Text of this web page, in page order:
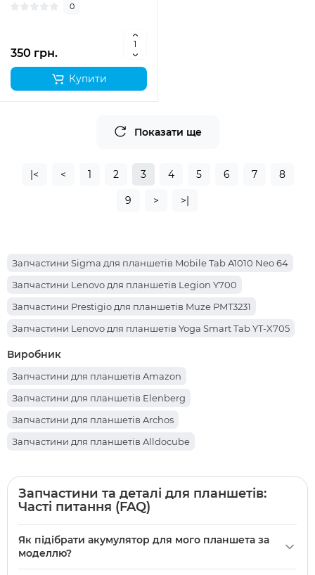
0
350 грн.
Купити
Показати ще
|< < 1 2 3 4 5 6 7 8
9 > >|
Запчастини Sigma для планшетів Mobile Tab A1010 Neo 64
Запчастини Lenovo для планшетів Legion Y700
Запчастини Prestigio для планшетів Muze PMT3231
Запчастини Lenovo для планшетів Yoga Smart Tab YT-X705
Запчастини Apple для планшетів iPad Pro 12.9 (2017)
Запчастини Teclast для планшетів P85T
Запчастини Oscal для планшетів Pad 70
Запчастини Nomi для планшетів C101014 Ultra4
Запчастини Teclast для планшетів X98 Air III
Запчастини Huawei для планшетів MediaPad M5 Lite 10
Запчастини Huawei для планшетів Huawei MediaPad M5 Lite
Запчастини Oscal для планшетів Pad 50
Запчастини Lenovo для планшетів Tab M10 HD (TB-X505F, TB-
Виробник
Запчастини для планшетів Amazon
Запчастини для планшетів Elenberg
Запчастини для планшетів Archos
Запчастини для планшетів Alldocube
Запчастини для планшетів Партномера
Запчастини для планшетів Hotwav
Запчастини для планшетів iHunt
Запчастини для планшетів Sony
Запчастини для планшетів Acer
Запчастини та деталі для планшетів:
Часті питання (FAQ)
Як підібрати акумулятор для мого планшета за
моделлю?